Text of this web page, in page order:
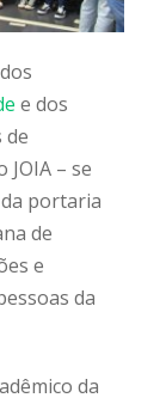
e dos
de
– se
portaria
de
e
da
da